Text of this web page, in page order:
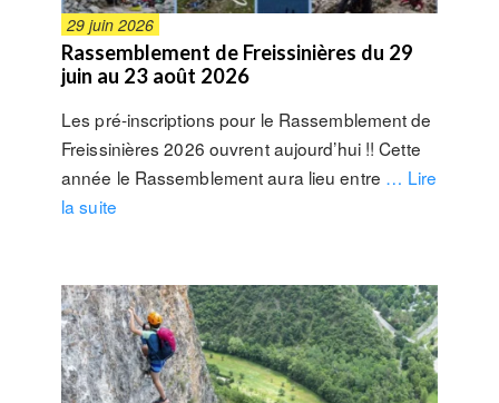
29 juin 2026
Rassemblement de Freissinières du 29
juin au 23 août 2026
Les pré-inscriptions pour le Rassemblement de
Freissinières 2026 ouvrent aujourd’hui !! Cette
année le Rassemblement aura lieu entre … Lire
la suite